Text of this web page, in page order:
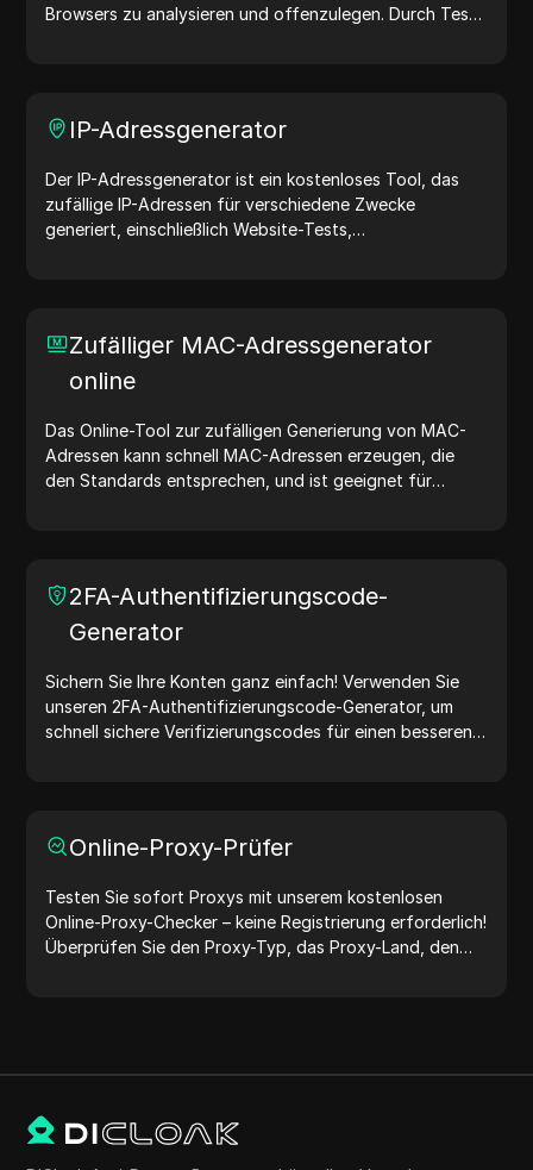
Browsers zu analysieren und offenzulegen. Durch Tests
IP-Adressgenerator
Der IP-Adressgenerator ist ein kostenloses Tool, das
zufällige IP-Adressen für verschiedene Zwecke
generiert, einschließlich Website-Tests,
Geolokalisierung, Datenschutzprüfungen und mehr zu
generieren. Vereinfachen Sie Ihren Arbeitsablauf und
Sie jetzt IP-Adressen!
Zufälliger MAC-Adressgenerator
online
Das Online-Tool zur zufälligen Generierung von MAC-
Adressen kann schnell MAC-Adressen erzeugen, die
den Standards entsprechen, und ist geeignet für
2FA-Authentifizierungscode-
Generator
Sichern Sie Ihre Konten ganz einfach! Verwenden Sie
unseren 2FA-Authentifizierungscode-Generator, um
schnell sichere Verifizierungscodes für einen besseren
Online-Proxy-Prüfer
Testen Sie sofort Proxys mit unserem kostenlosen
Online-Proxy-Checker – keine Registrierung erforderlich!
Überprüfen Sie den Proxy-Typ, das Proxy-Land, den